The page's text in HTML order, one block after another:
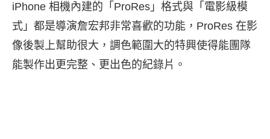
iPhone 相機內建的「ProRes」格式與「電影級模
式」都是導演詹宏邦非常喜歡的功能，ProRes 在影
像後製上幫助很大，調色範圍大的特興使得能團隊
能製作出更完整、更出色的紀錄片。